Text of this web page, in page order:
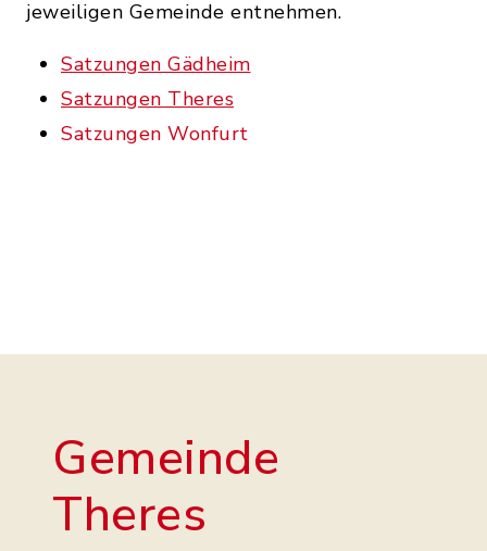
jeweiligen Gemeinde entnehmen.
Satzungen Gädheim
Satzungen Theres
Satzungen Wonfurt
Gemeinde
Theres